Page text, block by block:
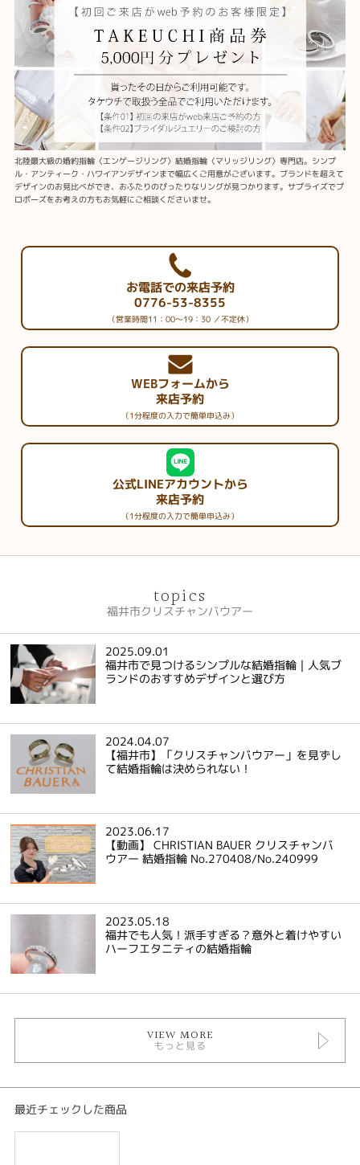
北陸最大級の婚約指輪〈エンゲージリング〉結婚指輪〈マリッジリング〉専門店。シンプ
ル・アンティーク・ハワイアンデザインまで幅広くご用意がございます。ブランドを超えて
デザインのお見比べができ、おふたりのぴったりなリングが見つかります。サプライズでプ
ロポーズをお考えの方もお気軽にご相談くださいませ。
お電話での来店予約
0776-53-8355
（営業時間11：00～19：30 ／不定休）
WEBフォームから
来店予約
（1分程度の入力で簡単申込み）
公式LINEアカウントから
来店予約
（1分程度の入力で簡単申込み）
topics
福井市クリスチャンバウアー
2025.09.01
福井市で見つけるシンプルな結婚指輪｜人気ブ
ランドのおすすめデザインと選び方
2024.04.07
【福井市】「クリスチャンバウアー」を見ずし
て結婚指輪は決められない！
2023.06.17
【動画】 CHRISTIAN BAUER クリスチャンバ
ウアー 結婚指輪 No.270408/No.240999
2023.05.18
福井でも人気！派手すぎる？意外と着けやすい
ハーフエタニティの結婚指輪
VIEW MORE
もっと見る
最近チェックした商品